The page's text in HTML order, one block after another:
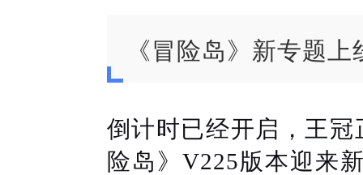
《冒险岛》新专题
倒计时已经开启，王
险岛 》 V225版本迎来